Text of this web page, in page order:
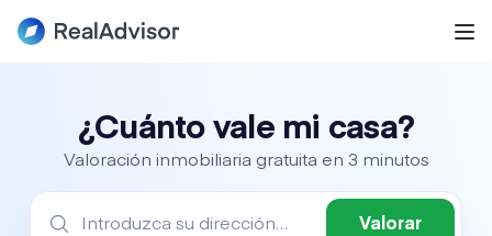
¿Cuánto vale mi casa?
Valoración inmobiliaria gratuita en 3 minutos
Valorar